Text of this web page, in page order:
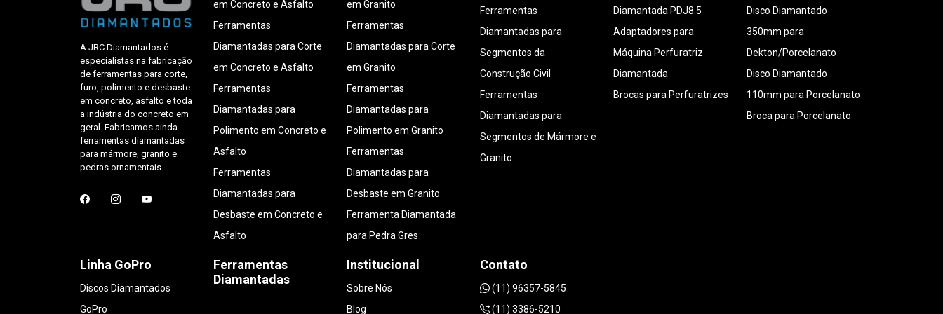
A JRC Diamantados é
especialistas na fabricação
de ferramentas para corte,
furo, polimento e desbaste
em concreto, asfalto e toda
a indústria do concreto em
geral. Fabricamos ainda
ferramentas diamantadas
para mármore, granito e
pedras ornamentais.
em Concreto e Asfalto
Ferramentas
Diamantadas para Corte
em Concreto e Asfalto
Ferramentas
Diamantadas para
Polimento em Concreto e
Asfalto
Ferramentas
Diamantadas para
Desbaste em Concreto e
Asfalto
em Granito
Ferramentas
Diamantadas para Corte
em Granito
Ferramentas
Diamantadas para
Polimento em Granito
Ferramentas
Diamantadas para
Desbaste em Granito
Ferramenta Diamantada
para Pedra Gres
Ferramentas
Diamantadas para
Segmentos da
Construção Civil
Ferramentas
Diamantadas para
Segmentos de Mármore e
Granito
Diamantada PDJ8.5
Adaptadores para
Máquina Perfuratriz
Diamantada
Brocas para Perfuratrizes
Disco Diamantado
350mm para
Dekton/Porcelanato
Disco Diamantado
110mm para Porcelanato
Broca para Porcelanato
Linha GoPro
Discos Diamantados
GoPro
Ferramentas
Diamantadas
Institucional
Sobre Nós
Blog
Contato
(11) 96357-5845
(11) 3386-5210